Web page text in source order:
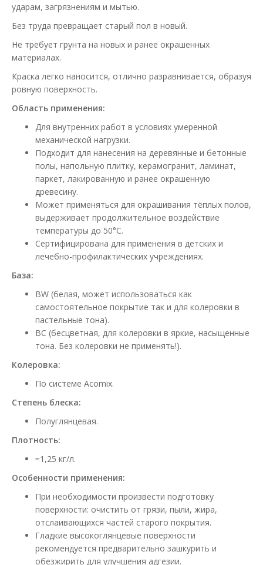
ударам, загрязнениям и мытью.
Без труда превращает старый пол в новый.
Не требует грунта на новых и ранее окрашенных
материалах.
Краска легко наносится, отлично разравнивается, образуя
ровную поверхность.
Область применения:
Для внутренних работ в условиях умеренной
механической нагрузки.
Подходит для нанесения на деревянные и бетонные
полы, напольную плитку, керамогранит, ламинат,
паркет, лакированную и ранее окрашенную
древесину.
Может применяться для окрашивания тёплых полов,
выдерживает продолжительное воздействие
температуры до 50°С.
Сертифицирована для применения в детских и
лечебно-профилактических учреждениях.
База:
BW (белая, может использоваться как
самостоятельное покрытие так и для колеровки в
пастельные тона).
BC (бесцветная, для колеровки в яркие, насыщенные
тона. Без колеровки не применять!).
Колеровка:
По системе Acomix.
Степень блеска:
Полуглянцевая.
Плотность:
≈1,25 кг/л.
Особенности применения:
При необходимости произвести подготовку
поверхности: очистить от грязи, пыли, жира,
отслаивающихся частей старого покрытия.
Гладкие высокоглянцевые поверхности
рекомендуется предварительно зашкурить и
обезжирить для улучшения адгезии.